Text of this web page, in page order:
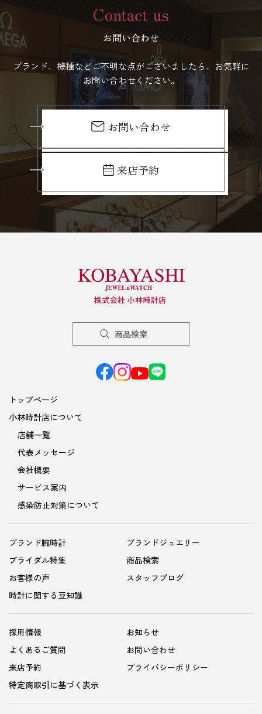
Contact us
お問い合わせ
ブランド、機種などご不明な点がございましたら、お気軽に
お問い合わせください。
お問い合わせ
来店予約
商品検索
トップページ
小林時計店について
店舗一覧
代表メッセージ
会社概要
サービス案内
感染防止対策について
ブランド腕時計
ブランドジュエリー
ブライダル特集
商品検索
お客様の声
スタッフブログ
時計に関する豆知識
採用情報
お知らせ
よくあるご質問
お問い合わせ
来店予約
プライバシーポリシー
特定商取引に基づく表示